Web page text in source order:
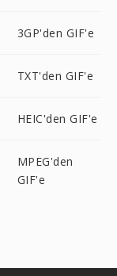
3GP'den GIF'e
TXT'den GIF'e
HEIC'den GIF'e
MPEG'den
GIF'e